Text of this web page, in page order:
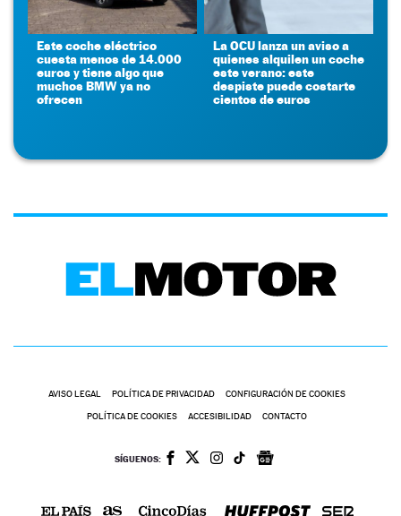
Este coche eléctrico
cuesta menos de 14.000
euros y tiene algo que
muchos BMW ya no
ofrecen
La OCU lanza un aviso a
quienes alquilen un coche
este verano: este
despiste puede costarte
cientos de euros
AVISO LEGAL POLÍTICA DE PRIVACIDAD CONFIGURACIÓN DE COOKIES
POLÍTICA DE COOKIES ACCESIBILIDAD CONTACTO
SÍGUENOS: